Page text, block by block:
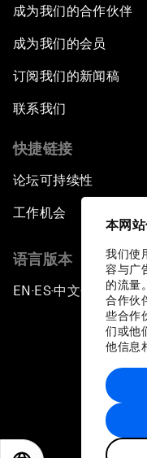
本网
我们使
容与广
的流量
合作伙
些合作
们或他
他信息
成为我们的合作伙伴
成为我们的会员
订阅我们的新闻稿
联系我们
快捷链接
论坛可持续性
工作机会
语言版本
EN ▪ES▪中文▪ 日本語